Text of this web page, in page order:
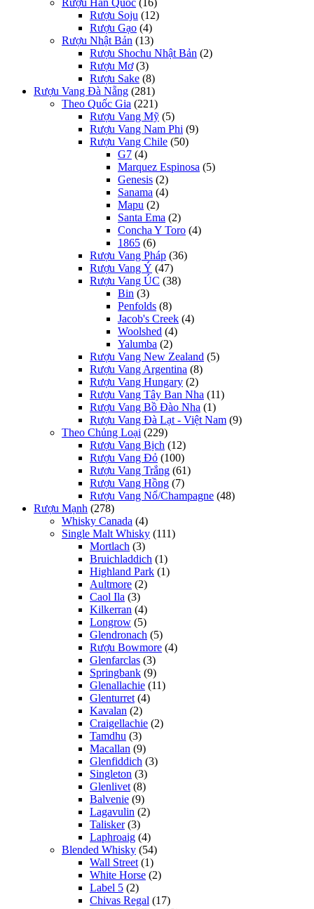
Rượu Hàn Quốc (16)
Rượu Soju (12)
Rượu Gạo (4)
Rượu Nhật Bản (13)
Rượu Shochu Nhật Bản (2)
Rượu Mơ (3)
Rượu Sake (8)
Rượu Vang Đà Nẵng (281)
Theo Quốc Gia (221)
Rượu Vang Mỹ (5)
Rượu Vang Nam Phi (9)
Rượu Vang Chile (50)
G7 (4)
Marquez Espinosa (5)
Genesis (2)
Sanama (4)
Mapu (2)
Santa Ema (2)
Concha Y Toro (4)
1865 (6)
Rượu Vang Pháp (36)
Rượu Vang Ý (47)
Rượu Vang ÚC (38)
Bin (3)
Penfolds (8)
Jacob's Creek (4)
Woolshed (4)
Yalumba (2)
Rượu Vang New Zealand (5)
Rượu Vang Argentina (8)
Rượu Vang Hungary (2)
Rượu Vang Tây Ban Nha (11)
Rượu Vang Bồ Đào Nha (1)
Rượu Vang Đà Lạt - Việt Nam (9)
Theo Chủng Loại (229)
Rượu Vang Bịch (12)
Rượu Vang Đỏ (100)
Rượu Vang Trắng (61)
Rượu Vang Hồng (7)
Rượu Vang Nổ/Champagne (48)
Rượu Mạnh (278)
Whisky Canada (4)
Single Malt Whisky (111)
Mortlach (3)
Bruichladdich (1)
Highland Park (1)
Aultmore (2)
Caol Ila (3)
Kilkerran (4)
Longrow (5)
Glendronach (5)
Rượu Bowmore (4)
Glenfarclas (3)
Springbank (9)
Glenallachie (11)
Glenturret (4)
Kavalan (2)
Craigellachie (2)
Tamdhu (3)
Macallan (9)
Glenfiddich (3)
Singleton (3)
Glenlivet (8)
Balvenie (9)
Lagavulin (2)
Talisker (3)
Laphroaig (4)
Blended Whisky (54)
Wall Street (1)
White Horse (2)
Label 5 (2)
Chivas Regal (17)